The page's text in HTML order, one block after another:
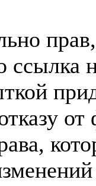
ссылка